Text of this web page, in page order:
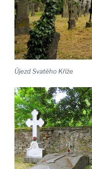
Újezd Svatého Kříže